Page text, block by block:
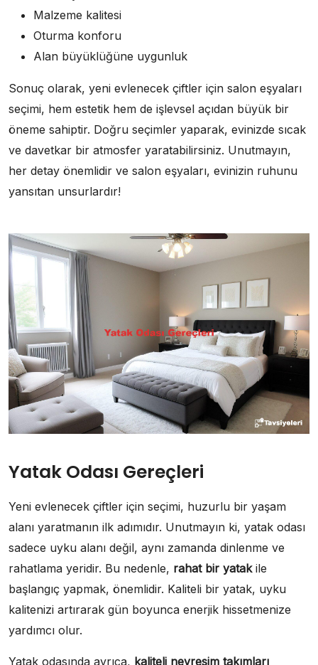
Malzeme kalitesi
Oturma konforu
Alan büyüklüğüne uygunluk
Sonuç olarak, yeni evlenecek çiftler için salon eşyaları
seçimi, hem estetik hem de işlevsel açıdan büyük bir
öneme sahiptir. Doğru seçimler yaparak, evinizde sıcak
ve davetkar bir atmosfer yaratabilirsiniz. Unutmayın,
her detay önemlidir ve salon eşyaları, evinizin ruhunu
yansıtan unsurlardır!
Yatak Odası Gereçleri
Yeni evlenecek çiftler için seçimi, huzurlu bir yaşam
alanı yaratmanın ilk adımıdır. Unutmayın ki, yatak odası
sadece uyku alanı değil, aynı zamanda dinlenme ve
rahatlama yeridir. Bu nedenle, rahat bir yatakile
başlangıç yapmak, önemlidir. Kaliteli bir yatak, uyku
kalitenizi artırarak gün boyunca enerjik hissetmenize
yardımcı olur.
Yatak odasında ayrıca, kaliteli nevresim takımları